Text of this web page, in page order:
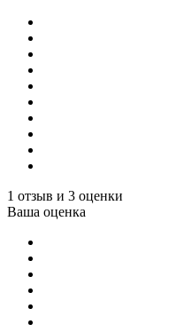
1 отзыв и 3 оценки
Ваша оценка